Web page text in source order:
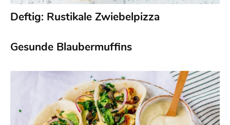
Deftig: Rustikale Zwiebelpizza
Gesunde Blaubermuffins